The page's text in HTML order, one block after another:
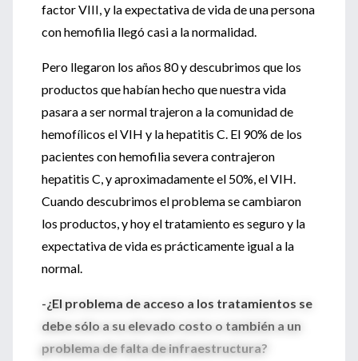
factor VIII, y la expectativa de vida de una persona
con hemofilia llegó casi a la normalidad.
Pero llegaron los años 80 y descubrimos que los
productos que habían hecho que nuestra vida
pasara a ser normal trajeron a la comunidad de
hemofílicos el VIH y la hepatitis C. El 90% de los
pacientes con hemofilia severa contrajeron
hepatitis C, y aproximadamente el 50%, el VIH.
Cuando descubrimos el problema se cambiaron
los productos, y hoy el tratamiento es seguro y la
expectativa de vida es prácticamente igual a la
normal.
-¿El problema de acceso a los tratamientos se
debe sólo a su elevado costo o también a un
problema de falta de infraestructura?